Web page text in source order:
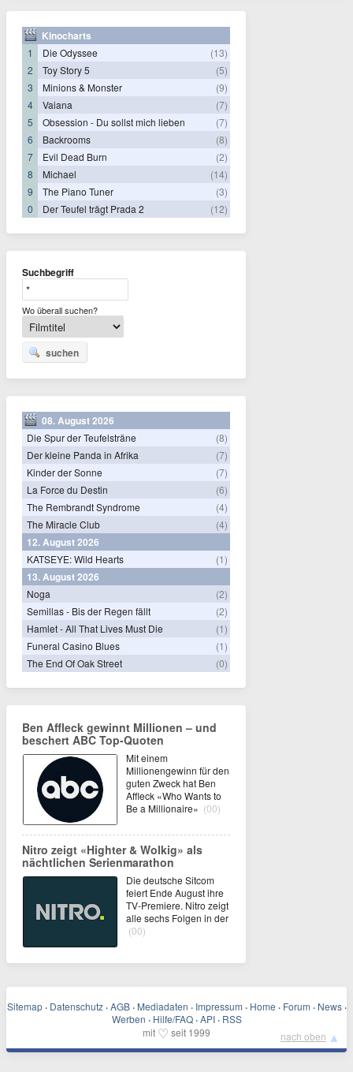
Kinocharts
1 Die Odyssee
(13)
2
Toy Story 5
(5)
3
Minions & Monster
(9)
4
Vaiana
(7)
5
Obsession - Du sollst mich lieben
(7)
6
Backrooms
(8)
7
Evil Dead Burn
(2)
8
Michael
(14)
9
The Piano Tuner
(3)
0
Der Teufel trägt Prada 2 (12)
Suchbegriff
Wo überall suchen?
suchen
08. August 2026
Die Spur der Teufelsträne
(8)
Der kleine Panda in Afrika
(7)
Kinder der Sonne
(7)
La Force du Destin
(6)
The Rembrandt Syndrome
(4)
The Miracle Club
(4)
12. August 2026
KATSEYE: Wild Hearts (1)
13. August 2026
Noga
(2)
Semillas - Bis der Regen fällt
(2)
Hamlet - All That Lives Must Die
(1)
Funeral Casino Blues
(1)
The End Of Oak Street
(0)
Ben Affleck gewinnt Millionen – und
beschert ABC Top-Quoten
Mit einem
Millionengewinn für den
guten Zweck hat Ben
Affleck «Who Wants to
Be a Millionaire» (00)
Nitro zeigt «Highter & Wolkig» als
nächtlichen Serienmarathon
Die deutsche Sitcom
feiert Ende August ihre
TV-Premiere. Nitro zeigt
alle sechs Folgen in der
(00)
Sitemap · Datenschutz · AGB · Mediadaten · Impressum · Home · Forum · News ·
Werben · Hilfe/FAQ · API · RSS
mit ♡ seit 1999 nach oben ▲